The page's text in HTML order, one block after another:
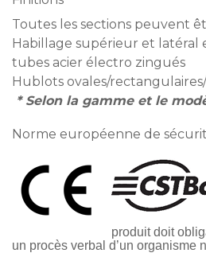
Toutes les sections peuvent
Habillage supérieur et latéral
tubes acier électro zingués
Hublots ovales/
* Selon la gamme et le
Norme européenne de
produit doit
un procès verbal d’un organisme